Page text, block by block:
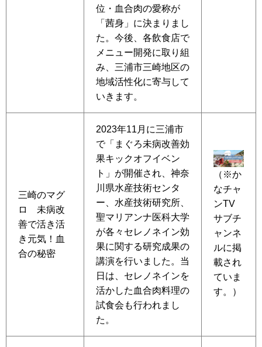
位・血合肉の愛称が
「茜身」に決まりまし
た。今後、各飲食店で
メニュー開発に取り組
み、三浦市三崎地区の
地域活性化に寄与して
いきます。
三崎のマグ
ロ 未病改
善で活き活
き元気！血
合の秘密
2023年11月に三浦市
で「まぐろ未病改善効
果キックオフイベン
ト」が開催され、神奈
川県水産技術センタ
ー、水産技術研究所、
聖マリアンナ医科大学
が各々セレノネイン効
果に関する研究成果の
講演を行いました。当
日は、セレノネインを
活かした血合肉料理の
試食会も行われまし
た。
（※か
なチャ
ンTV
サブチ
ャンネ
ルに掲
載され
ていま
す。）